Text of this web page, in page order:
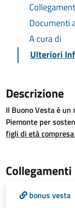
Documenti
A cura di
Ulteriori
Descrizione
Il Buono Vesta è
Piemonte per
figli di età
Collegamenti
bonus vesta